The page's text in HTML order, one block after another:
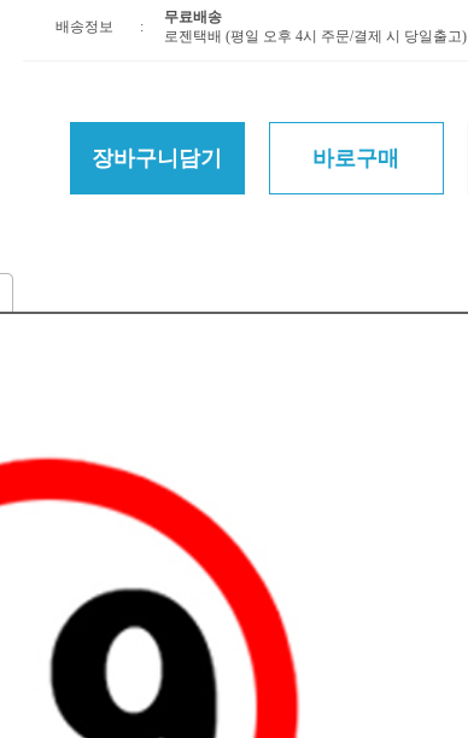
배송정보 :
무료배송
로젠택배 (평일 오후 4시 주문/결제 시 당일출고)